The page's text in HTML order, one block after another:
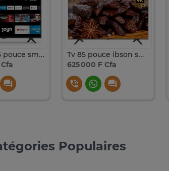
Tv west 65 pouce smart Androïde
Tv 85 pouce ibson smart
625 000 F Cfa
Populaires